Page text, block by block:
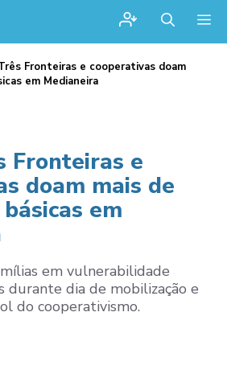
Fronteiras e cooperativas doam
em Medianeira
Fronteiras e
doam mais de
em
em vulnerabilidade
durante dia de mobilização e
do cooperativismo.